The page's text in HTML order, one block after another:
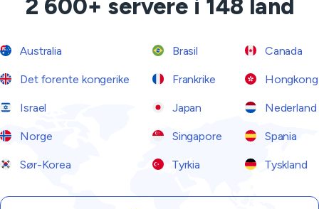
2 600+ servere i 148 land
Australia Brasil Canada
Det forente kongerike Frankrike Hongkong
Israel Japan Nederland
Norge Singapore Spania
Sør-Korea Tyrkia Tyskland